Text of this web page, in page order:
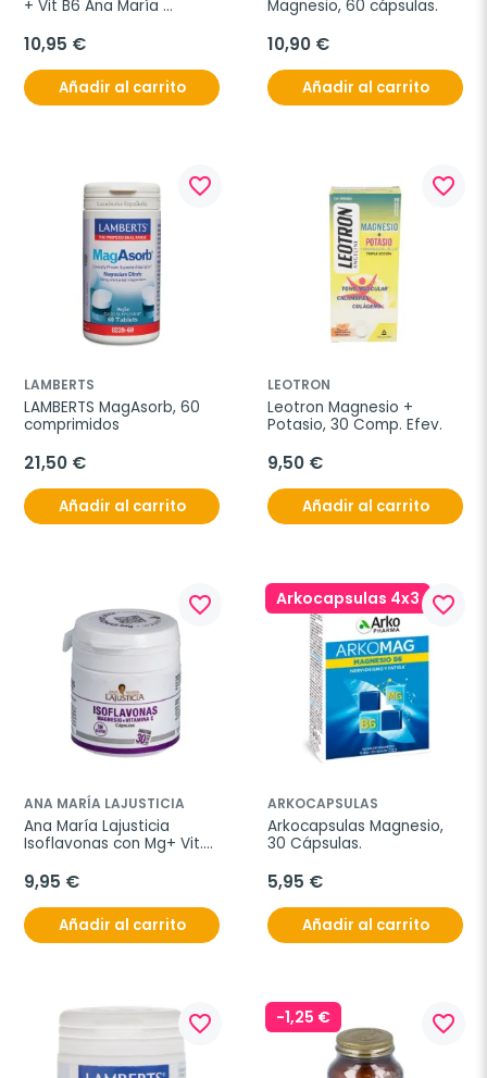
+ Vit B6 Ana María
10,95 €
Añadir al carrito
Magnesio, 60 cápsulas.
10,90 €
Añadir al carrito
favorite_border
LAMBERTS
LAMBERTS MagAsorb, 60
comprimidos
21,50 €
Añadir al carrito
favorite_border
LEOTRON
Leotron Magnesio +
Potasio, 30 Comp. Efev.
9,50 €
Añadir al carrito
favorite_border
ANA MARÍA LAJUSTICIA
Ana María Lajusticia
Isoflavonas con Mg+ Vit.E
9,95 €
Añadir al carrito
Arkocapsulas 4x3 favorite_border
ARKOCAPSULAS
Arkocapsulas Magnesio,
30 Cápsulas.
5,95 €
Añadir al carrito
favorite_border -1,25 € favorite_border